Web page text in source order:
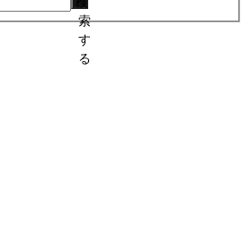
索
す
る